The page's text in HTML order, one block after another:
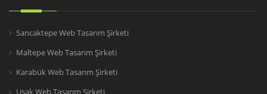
Sancaktepe Web Tasarım Şirketi
Maltepe Web Tasarım Şirketi
Karabük Web Tasarım Şirketi
Uşak Web Tasarım Şirketi